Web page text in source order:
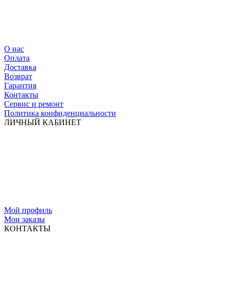
О нас
Оплата
Доставка
Возврат
Гарантия
Контакты
Сервис и ремонт
Политика конфиденциальности
ЛИЧНЫЙ КАБИНЕТ
Мой профиль
Мои заказы
КОНТАКТЫ